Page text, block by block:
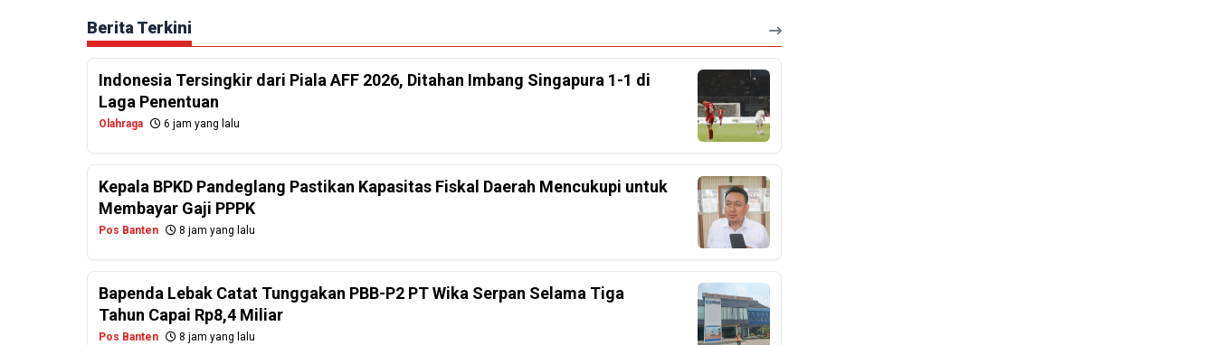
Berita Terkini
Indonesia Tersingkir dari Piala AFF 2026, Ditahan Imbang Singapura 1-1 di
Laga Penentuan
Olahraga 6 jam yang lalu
Kepala BPKD Pandeglang Pastikan Kapasitas Fiskal Daerah Mencukupi untuk
Membayar Gaji PPPK
Pos Banten 8 jam yang lalu
Bapenda Lebak Catat Tunggakan PBB-P2 PT Wika Serpan Selama Tiga
Tahun Capai Rp8,4 Miliar
Pos Banten 8 jam yang lalu